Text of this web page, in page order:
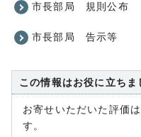
市長部局 規則公布
市長部局 告示等
この情報はお役に立ちま
お寄せいただいた評価
す。